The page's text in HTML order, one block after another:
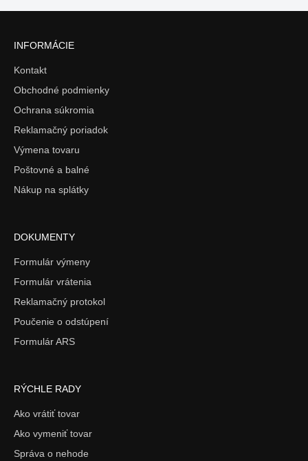
INFORMÁCIE
Kontakt
Obchodné podmienky
Ochrana súkromia
Reklamačný poriadok
Výmena tovaru
Poštovné a balné
Nákup na splátky
DOKUMENTY
Formulár výmeny
Formulár vrátenia
Reklamačný protokol
Poučenie o odstúpení
Formulár ARS
RÝCHLE RADY
Ako vrátiť tovar
Ako vymeniť tovar
Správa o nehode